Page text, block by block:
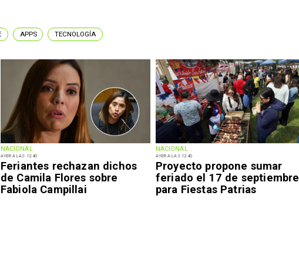
NACIONAL
AYER A LAS 12:40
Feriantes rechazan dichos
de Camila Flores sobre
Fabiola Campillai
NACIONAL
AYER A LAS 12:40
Proyecto propone sumar
feriado el 17 de septiembre
para Fiestas Patrias
APPS TECNOLOGÍA